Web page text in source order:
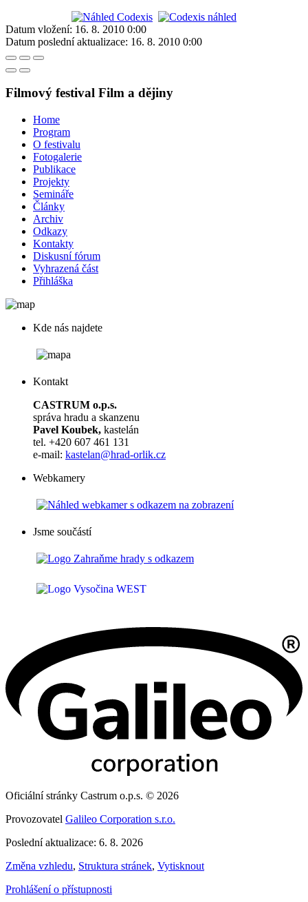
Datum vložení: 16. 8. 2010 0:00
Datum poslední aktualizace: 16. 8. 2010 0:00
Filmový festival Film a dějiny
Home
Program
O festivalu
Fotogalerie
Publikace
Projekty
Semináře
Články
Archiv
Odkazy
Kontakty
Diskusní fórum
Vyhrazená část
Přihláška
Kde nás najdete
Kontakt
CASTRUM o.p.s.
správa hradu a skanzenu
Pavel Koubek, kastelán
tel. +420 607 461 131
e-mail: kastelan@hrad-orlik.cz
Webkamery
Jsme součástí
Oficiální stránky Castrum o.p.s. © 2026
Provozovatel Galileo Corporation s.r.o.
Poslední aktualizace: 6. 8. 2026
Změna vzhledu, Struktura stránek, Vytisknout
Prohlášení o přístupnosti